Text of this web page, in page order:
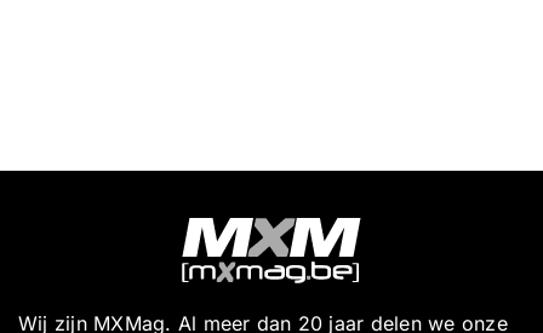
Wij zijn MXMag. Al meer dan 20 jaar delen we onze